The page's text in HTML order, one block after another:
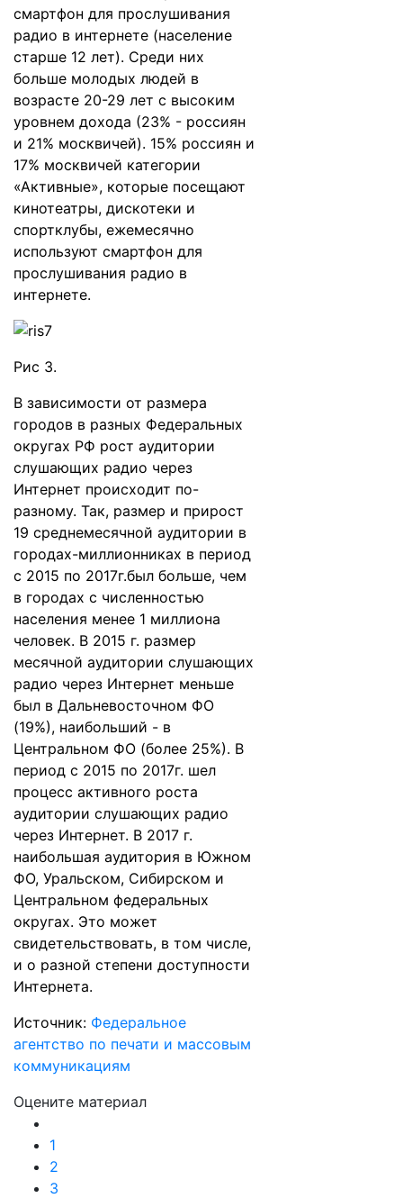
смартфон для прослушивания
радио в интернете (население
старше 12 лет). Среди них
больше молодых людей в
возрасте 20-29 лет с высоким
уровнем дохода (23% - россиян
и 21% москвичей). 15% россиян и
17% москвичей категории
«Активные», которые посещают
кинотеатры, дискотеки и
спортклубы, ежемесячно
используют смартфон для
прослушивания радио в
интернете.
Рис 3.
В зависимости от размера
городов в разных Федеральных
округах РФ рост аудитории
слушающих радио через
Интернет происходит по-
разному. Так, размер и прирост
19 среднемесячной аудитории в
городах-миллионниках в период
с 2015 по 2017г.был больше, чем
в городах с численностью
населения менее 1 миллиона
человек. В 2015 г. размер
месячной аудитории слушающих
радио через Интернет меньше
был в Дальневосточном ФО
(19%), наибольший - в
Центральном ФО (более 25%). В
период с 2015 по 2017г. шел
процесс активного роста
аудитории слушающих радио
через Интернет. В 2017 г.
наибольшая аудитория в Южном
ФО, Уральском, Сибирском и
Центральном федеральных
округах. Это может
свидетельствовать, в том числе,
и о разной степени доступности
Интернета.
Источник: Федеральное
агентство по печати и массовым
коммуникациям
Оцените материал
1
2
3